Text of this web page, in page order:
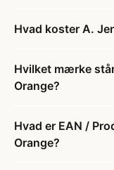
Hvad koster A.
Hvilket mærke
Orange?
Hvad er EAN /
Orange?